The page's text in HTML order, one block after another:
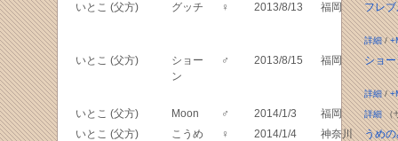
いとこ (父方) グッチ ♀ 2013/8/13 福岡 フレ
詳細/
いとこ (父方)
ショー
ン
♂ 2013/8/15 福岡 ショ
詳細/
いとこ (父方) Moon ♂ 2014/1/3 福岡 詳細（
いとこ (父方) こうめ ♀ 2014/1/4 神奈川 うめ